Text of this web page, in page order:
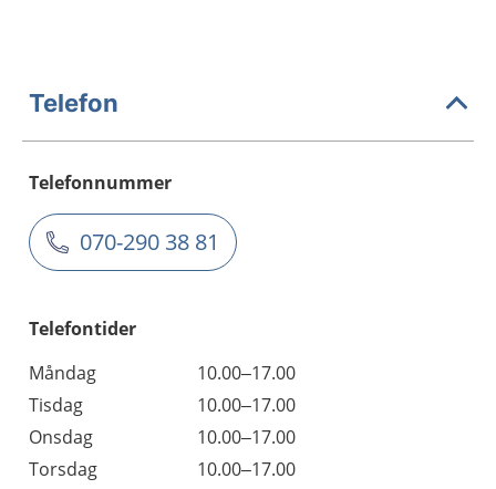
Telefon
Telefonnummer
070-290 38 81
Telefontider
Måndag
10.00–17.00
Tisdag
10.00–17.00
Onsdag
10.00–17.00
Torsdag
10.00–17.00